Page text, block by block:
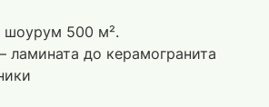
500 м².
ламината до керамогранита